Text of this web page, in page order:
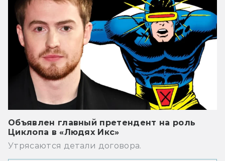
Объявлен главный претендент на роль
Циклопа в «Людях Икс»
Утрясаются детали договора.